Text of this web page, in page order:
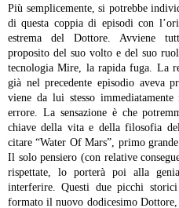
Più semplicemente, si potrebbe
di questa coppia di episodi con
estrema del Dottore. Avviene
proposito del suo volto e del suo
tecnologia Mire, la rapida fuga. La
già nel precedente episodio aveva
viene da lui stesso
errore. La sensazione è che
chiave della vita e della filosofia
citare “Water Of Mars”, primo
Il solo pensiero (con relative
rispettate, lo porterà poi alla
interferire. Questi due picchi
formato il nuovo dodicesimo Dottore,